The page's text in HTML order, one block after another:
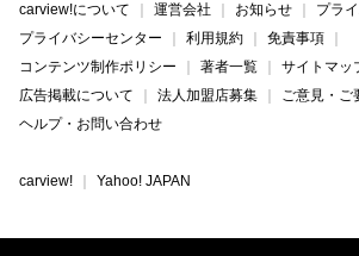
carview!について 運営会社 お知らせ
プラ
プライバシーセンター
利用規約
免責事項
コンテンツ制作ポリシー
著者一覧
サイトマッ
広告掲載について
法人加盟店募集
ご意見・ご
ヘルプ・お問い合わせ
carview! Yahoo! JAPAN